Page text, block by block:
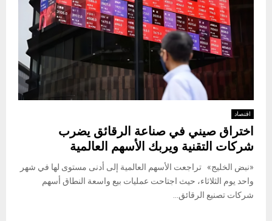
اقتصاد
اختراق صيني في صناعة الرقائق يضرب
شركات التقنية ويربك الأسهم العالمية
«نبض الخليج» تراجعت الأسهم العالمية إلى أدنى مستوى لها في شهر
واحد يوم الثلاثاء، حيث اجتاحت عمليات بيع واسعة النطاق أسهم
شركات تصنيع الرقائق...